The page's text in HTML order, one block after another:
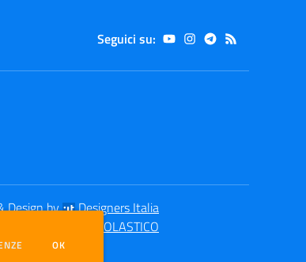
Seguici su:
Design by
Designers Italia
SCUOLASTICO
DEI COOKIE
OK